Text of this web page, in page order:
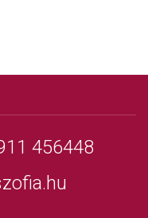
456448